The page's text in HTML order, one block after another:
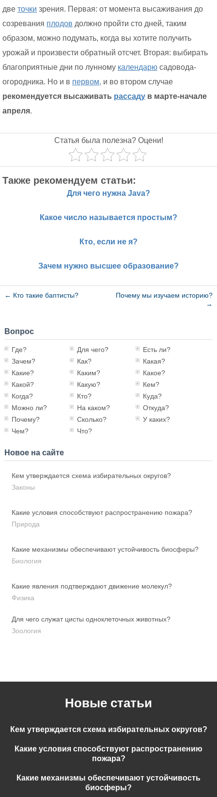
две точки зрения. Первая: от момента высаживания до
созревания плодов должно пройти сто дней, таким
образом, можно подумать, когда вы хотите получить
урожай и произвести обратный отсчет. Вторая: выбирать
благоприятные дни по лунному календарю садовода-
огородника. Но и в первом, и во втором случае
рекомендуется высаживать рассаду в марте-начале
апреля.
Статья была полезна? Оцени!
Также рекомендуем статьи:
Для чего нужна Java?
Какое число называется простым?
Кто, если не я?
Зачем нужно высшее образование?
← Кто такие баптисты?
Почему мы изучаем историю?
→
Вопрос
Где? Для чего?
Есть ли?
Зачем?
Как?
Какая?
Какие?
Каким?
Какое?
Какой?
Какую?
Кем?
Когда?
Кто?
Куда?
Можно ли?
На каком?
Откуда?
Почему?
Сколько?
У каких?
Чем?
Что?
Новое на сайте
Кем утверждается схема избирательных округов?
Законы
Какие условия способствуют распространению пожара?
Природа
Какие механизмы обеспечивают устойчивость биосферы?
Биология
Какие явления подтверждают движение молекул?
Физика
Для чего служат цисты одноклеточных животных?
Зоология
Новые статьи
Кем утверждается схема избирательных округов?
Какие условия способствуют распространению
пожара?
Какие механизмы обеспечивают устойчивость
биосферы?